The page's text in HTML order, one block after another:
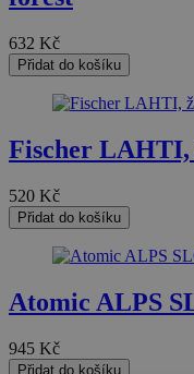
632 Kč
Přidat do košíku
Fischer LAHTI,
520 Kč
Přidat do košíku
Atomic ALPS
945 Kč
Přidat do košíku